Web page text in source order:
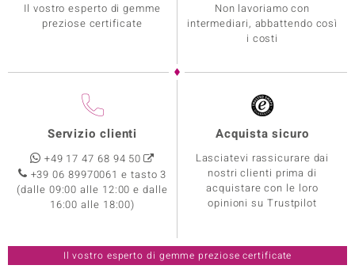
Il vostro esperto di gemme
preziose certificate
Non lavoriamo con
intermediari, abbattendo così
i costi
Servizio clienti
+49 17 47 68 94 50
+39 06 89970061 e tasto 3
(dalle 09:00 alle 12:00 e dalle
16:00 alle 18:00)
Acquista sicuro
Lasciatevi rassicurare dai
nostri clienti prima di
acquistare con le loro
opinioni su Trustpilot
Il vostro esperto di gemme preziose certificate